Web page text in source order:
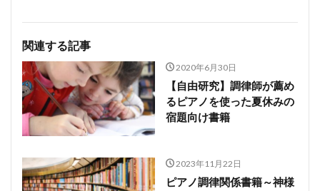
関連する記事
2020年6月30日
【自由研究】調律師が薦め
るピアノを使った夏休みの
宿題向け書籍
2023年11月22日
ピアノ調律関係書籍～神様